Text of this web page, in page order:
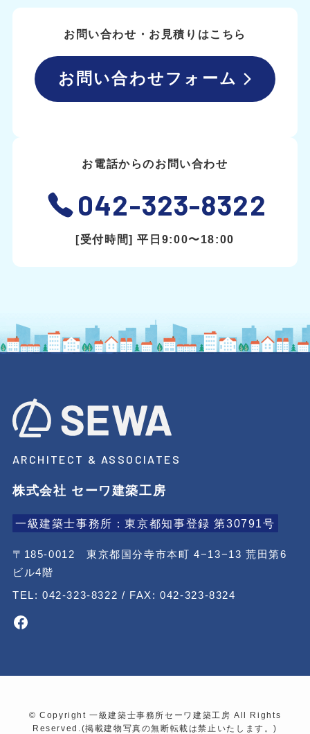
お問い合わせ・お見積りはこちら
お問い合わせフォーム
お電話からのお問い合わせ
042-323-8322
[受付時間] 平日9:00〜18:00
ARCHITECT & ASSOCIATES
株式会社 セーワ建築工房
一級建築士事務所：東京都知事登録 第30791号
〒185-0012 東京都国分寺市本町 4−13−13 荒田第6
ビル4階
TEL: 042-323-8322 / FAX: 042-323-8324
Facebook
© Copyright 一級建築士事務所セーワ建築工房 All Rights
Reserved.(掲載建物写真の無断転載は禁止いたします。)